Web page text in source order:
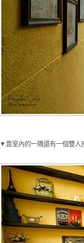
▼靠室內的一隅還有一個雙人